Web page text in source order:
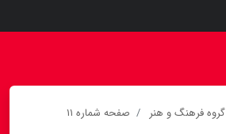
گروه فرهنگ و هنر صفحه شماره ۱۱